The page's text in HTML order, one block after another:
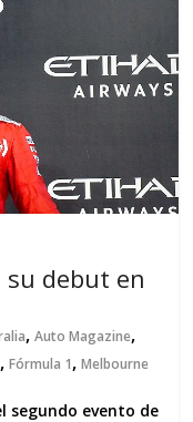
su debut en
,Auto Magazine,
,Fórmula 1,Melbourne
segundo evento de